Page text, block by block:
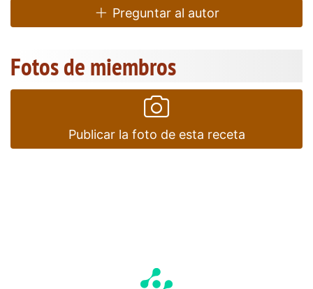
Preguntar al autor
Fotos de miembros
Publicar la foto de esta receta